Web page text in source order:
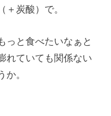
＋炭酸）で。
っと食べたいなぁと
れていても関係ない
か。